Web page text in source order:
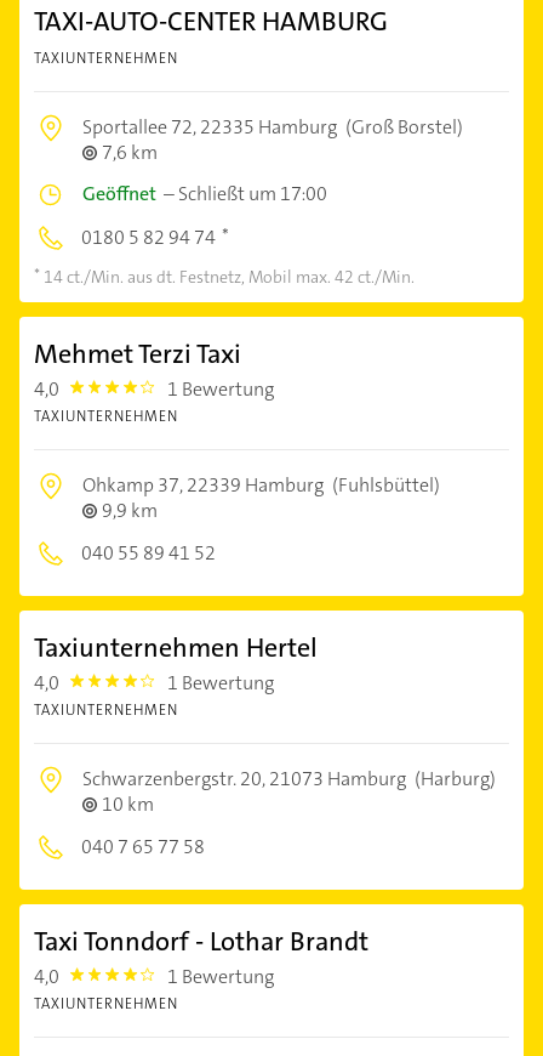
TAXI-AUTO-CENTER HAMBURG
TAXIUNTERNEHMEN
Sportallee 72,22335 Hamburg (Groß Borstel)
7,6 km
Geöffnet –Schließt um 17:00
0180 5 82 94 74
14 ct./Min. aus dt. Festnetz, Mobil max. 42 ct./Min.
Mehmet Terzi Taxi
4,0 4.0 1 Bewertung
TAXIUNTERNEHMEN
Ohkamp 37,22339 Hamburg (Fuhlsbüttel)
9,9 km
040 55 89 41 52
Taxiunternehmen Hertel
4,0 4.0 1 Bewertung
TAXIUNTERNEHMEN
Schwarzenbergstr. 20,21073 Hamburg (Harburg)
10 km
040 7 65 77 58
Taxi Tonndorf - Lothar Brandt
4,0 4.0 1 Bewertung
TAXIUNTERNEHMEN